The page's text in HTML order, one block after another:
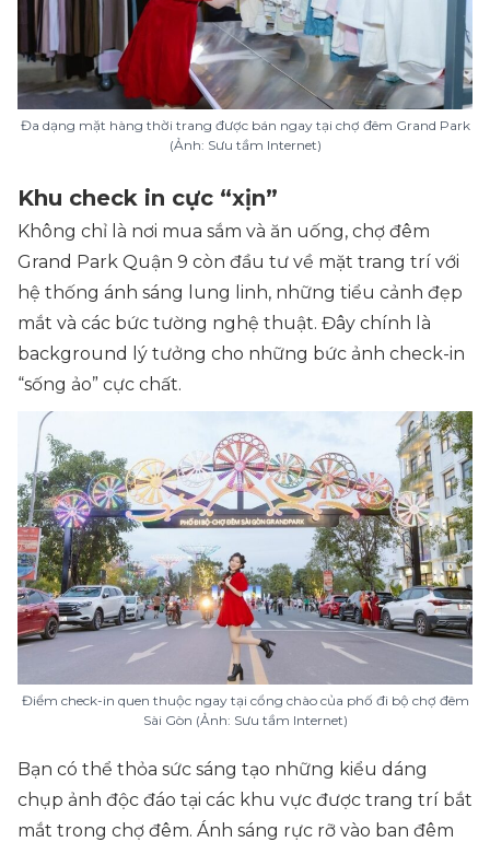
Đa dạng mặt hàng thời trang được bán ngay tại chợ đêm Grand Park
(Ảnh: Sưu tầm Internet)
Khu check in cực “xịn”
Không chỉ là nơi mua sắm và ăn uống, chợ đêm
Grand Park Quận 9 còn đầu tư về mặt trang trí với
hệ thống ánh sáng lung linh, những tiểu cảnh đẹp
mắt và các bức tường nghệ thuật. Đây chính là
background lý tưởng cho những bức ảnh check-in
“sống ảo” cực chất.
Điểm check-in quen thuộc ngay tại cổng chào của phố đi bộ chợ đêm
Sài Gòn (Ảnh: Sưu tầm Internet)
Bạn có thể thỏa sức sáng tạo những kiểu dáng
chụp ảnh độc đáo tại các khu vực được trang trí bắt
mắt trong chợ đêm. Ánh sáng rực rỡ vào ban đêm